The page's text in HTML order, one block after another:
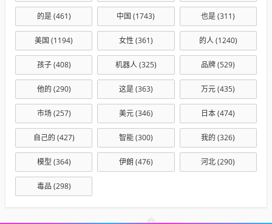
的是(461) 中国 (1743) 也是(311)
美国 (1194) 女性 (361) 的人(1240)
孩子(408) 机器人(325) 品牌(529)
他的 (290) 这是(363) 万元(435)
市场(257) 美元(346) 日本(474)
自己的 (427) 智能(300) 我的 (326)
模型 (364) 伊朗 (476) 河北(290)
毒品 (298)